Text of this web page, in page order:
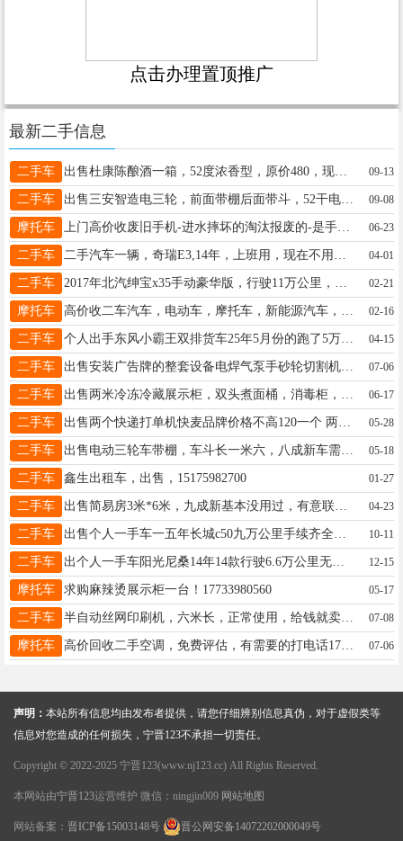
点击办理置顶推广
最新二手信息
二手车 出售杜康陈酿酒一箱，52度浓香型，原价480，现在300出售，有需要可以联系15127930767 09-13
二手车 出售三安智造电三轮，前面带棚后面带斗，52干电池，车况新，售价2800元，电话15075964380，有意电联！！ 09-08
摩托车 上门高价收废旧手机-进水摔坏的淘汰报废的-是手机就收！旧电脑数码相机拍图报价-电话同微信13931907708 06-23
二手车 04-01
二手车 02-21
摩托车 02-16
二手车 个人出手东风小霸王双排货车25年5月份的跑了5万公里，车在宁晋，询价18875745025 04-15
二手车 出售安装广告牌的整套设备电焊气泵手砂轮切割机电缆什么都有13463916105 07-06
二手车 06-17
二手车 05-28
二手车 出售电动三轮车带棚，车斗长一米六，八成新车需要的联系15930932914 05-18
二手车 鑫生出租车，出售，15175982700 01-27
二手车 04-23
二手车 出售个人一手车一五年长城c50九万公里手续齐全需要联系19133978883 10-11
二手车 出个人一手车阳光尼桑14年14款行驶6.6万公里无事故支持第三方检测倒车影像行车记录仪都有到手洗车加油就行了省心靠谱宁晋县城自提18331925273 12-15
摩托车 求购麻辣烫展示柜一台！17733980560 05-17
二手车 半自动丝网印刷机，六米长，正常使用，给钱就卖，当废品处理15833734411 07-08
摩托车 高价回收二手空调，免费评估，有需要的打电话17832090650 07-06
声明： 本站所有信息均由发布者提供，请您仔细辨别信息真伪，对于虚假类等
信息对您造成的任何损失，宁晋123不承担一切责任。
Copyright © 2022-2025 宁晋123(www.nj123.cc) All Rights Reserved.
本网站由宁晋123运营维护 微信：ningjin009 网站地图
网站备案： 晋ICP备15003148号 晋公网安备14072202000049号